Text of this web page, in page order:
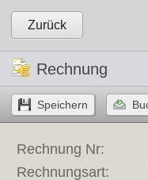
Zurück
Rechnung
Rechnung Nr:
Rechnungsart: